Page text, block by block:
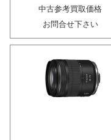
中古参考買取価格
お問合せ下さい